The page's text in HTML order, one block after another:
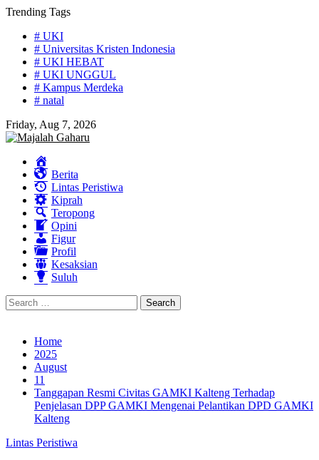
Skip
content
Trending Tags
# UKI
# Universitas Kristen Indonesia
# UKI HEBAT
# UKI UNGGUL
# Kampus Merdeka
# natal
Friday, Aug 7, 2026
Berita
Lintas Peristiwa
Kiprah
Teropong
Opini
Figur
Profil
Kesaksian
Suluh
Search
for:
Home
2025
August
11
Tanggapan Resmi Civitas GAMKI Kalteng Terhadap
Penjelasan DPP GAMKI Mengenai Pelantikan DPD GAMKI
Kalteng
Lintas Peristiwa